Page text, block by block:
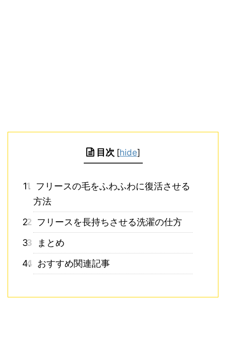
目次 [hide]
1
フリースの毛をふわふわに復活させる
方法
2
フリースを長持ちさせる洗濯の仕方
3
まとめ
4 おすすめ関連記事